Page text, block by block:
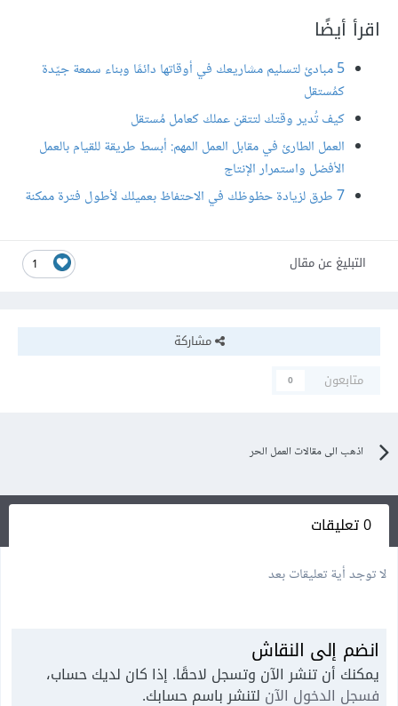
اقرأ أيضًا
5 مبادئ لتسليم مشاريعك في أوقاتها دائمًا وبناء سمعة جيّدة
كمُستقل
كيف تُدير وقتك لتتقن عملك كعامل مُستقل
العمل الطارئ في مقابل العمل المهم: أبسط طريقة للقيام بالعمل
الأفضل واستمرار الإنتاج
7 طرق لزيادة حظوظك في الاحتفاظ بعميلك لأطول فترة ممكنة
1 التبليغ عن مقال
مشاركة
متابعون
0
اذهب الى مقالات العمل الحر
0 تعليقات
لا توجد أية تعليقات بعد
انضم إلى النقاش
يمكنك أن تنشر الآن وتسجل لاحقًا. إذا كان لديك حساب،
فسجل الدخول الآن لتنشر باسم حسابك.